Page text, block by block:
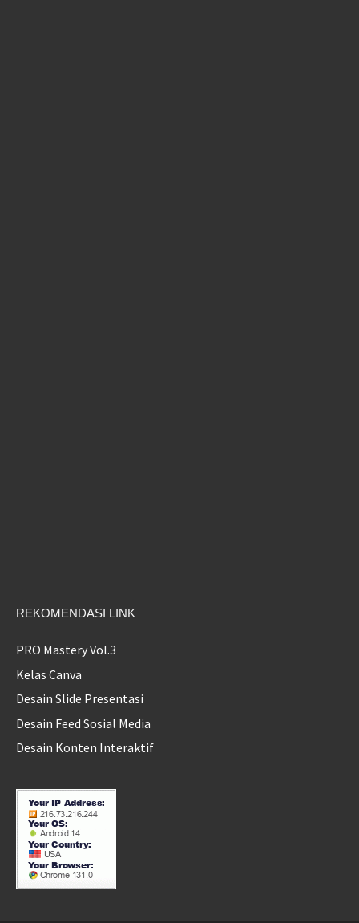
REKOMENDASI LINK
PRO Mastery Vol.3
Kelas Canva
Desain Slide Presentasi
Desain Feed Sosial Media
Desain Konten Interaktif